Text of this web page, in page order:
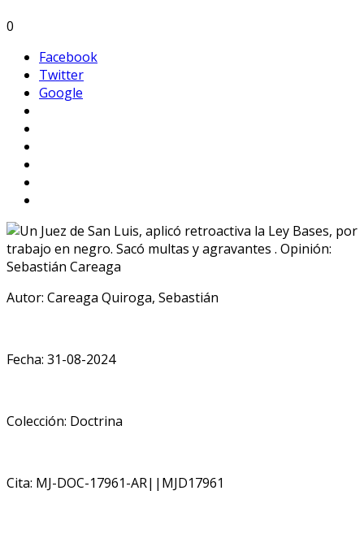
0
Facebook
Twitter
Google
Autor: Careaga Quiroga, Sebastián
Fecha: 31-08-2024
Colección: Doctrina
Cita: MJ-DOC-17961-AR||MJD17961